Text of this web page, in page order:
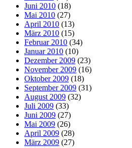
Juni 2010 (18)
Mai 2010 (27)
April 2010 (13)
März 2010 (15)
Februar 2010 (34)
Januar 2010 (10)
Dezember 2009 (23)
November 2009 (16)
Oktober 2009 (18)
September 2009 (31)
August 2009 (32)
Juli 2009 (33)
Juni 2009 (27)
Mai 2009 (26)
April 2009 (28)
März 2009 (27)